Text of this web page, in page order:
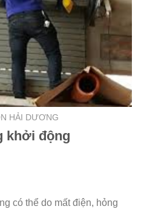
HẢI DƯƠNG
khởi động
có thể do mất điện, hỏng